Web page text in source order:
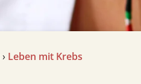
› Leben mit Krebs